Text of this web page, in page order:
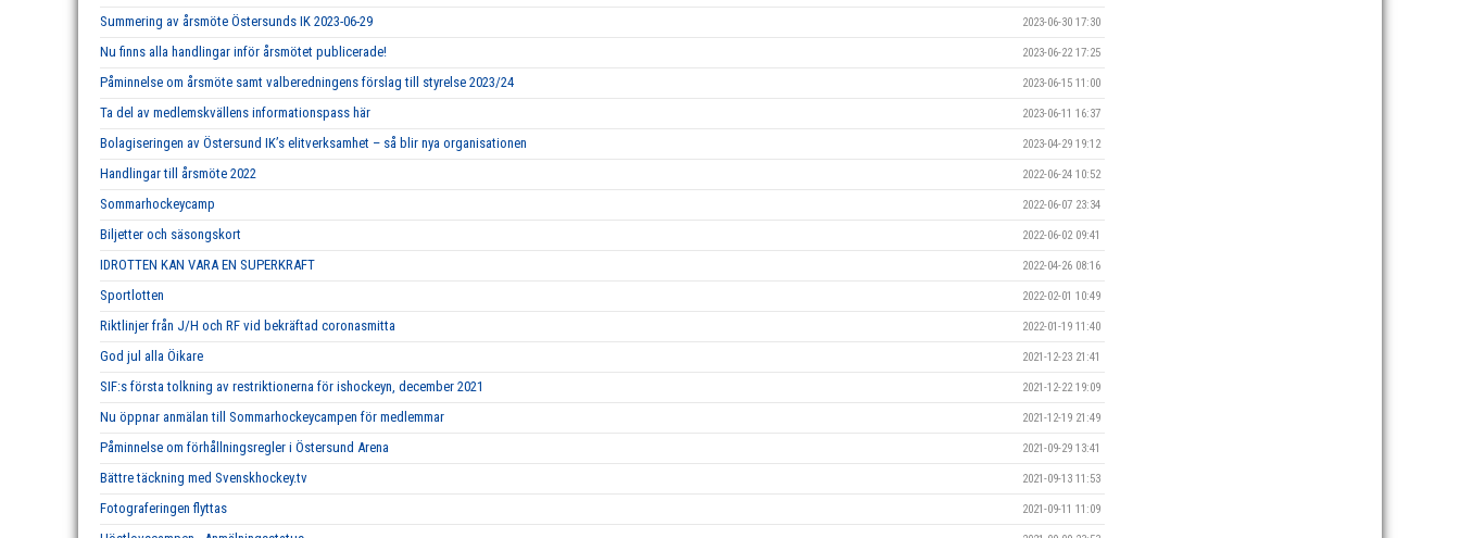
Summering av årsmöte Östersunds IK 2023-06-29 2023-06-30 17:30
Nu finns alla handlingar inför årsmötet publicerade! 2023-06-22 17:25
Påminnelse om årsmöte samt valberedningens förslag till styrelse 2023/24 2023-06-15 11:00
Ta del av medlemskvällens informationspass här 2023-06-11 16:37
Bolagiseringen av Östersund IK’s elitverksamhet – så blir nya organisationen 2023-04-29 19:12
Handlingar till årsmöte 2022 2022-06-24 10:52
Sommarhockeycamp 2022-06-07 23:34
Biljetter och säsongskort 2022-06-02 09:41
IDROTTEN KAN VARA EN SUPERKRAFT 2022-04-26 08:16
Sportlotten 2022-02-01 10:49
Riktlinjer från J/H och RF vid bekräftad coronasmitta 2022-01-19 11:40
God jul alla Öikare 2021-12-23 21:41
SIF:s första tolkning av restriktionerna för ishockeyn, december 2021 2021-12-22 19:09
Nu öppnar anmälan till Sommarhockeycampen för medlemmar 2021-12-19 21:49
Påminnelse om förhållningsregler i Östersund Arena 2021-09-29 13:41
Bättre täckning med Svenskhockey.tv 2021-09-13 11:53
Fotograferingen flyttas 2021-09-11 11:09